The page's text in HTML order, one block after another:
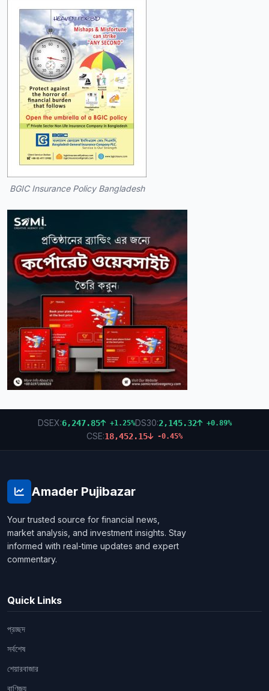
BGIC Insurance Policy Bangladesh
DSEX:6,247.85 +1.25%DS30:2,145.32 +0.89%
CSE:18,452.15 -0.45%
Amader Pujibazar
Your trusted source for financial news,
market analysis, and investment insights. Stay
informed with real-time updates and expert
commentary.
Quick Links
প্রচ্ছদ
সর্বশেষ
শেয়ারবাজার
বাণিজ্য